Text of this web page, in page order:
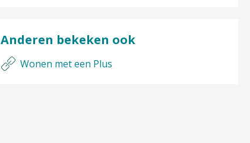
Anderen bekeken ook
Wonen met een Plus